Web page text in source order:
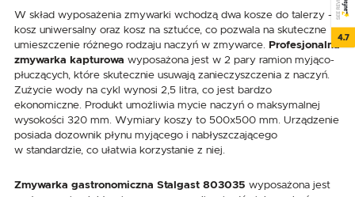
W skład wyposażenia zmywarki wchodzą dwa kosze do talerzy -
kosz uniwersalny oraz kosz na sztućce, co pozwala na skuteczne
umieszczenie różnego rodzaju naczyń w zmywarce. Profesjonalna
zmywarka kapturowa wyposażona jest w 2 pary ramion myjąco-
płuczących, które skutecznie usuwają zanieczyszczenia z naczyń.
Zużycie wody na cykl wynosi 2,5 litra, co jest bardzo
ekonomiczne. Produkt umożliwia mycie naczyń o maksymalnej
wysokości 320 mm. Wymiary koszy to 500x500 mm. Urządzenie
posiada dozownik płynu myjącego i nabłyszczającego
w standardzie, co ułatwia korzystanie z niej.
Zmywarka gastronomiczna Stalgast 803035 wyposażona jest
4.7